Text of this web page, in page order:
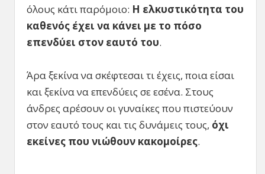
όλους κάτι παρόμοιο: Η ελκυστικότητα του
καθενός έχει να κάνει με το πόσο
επενδύει στον εαυτό του.
Άρα ξεκίνα να σκέφτεσαι τι έχεις, ποια είσαι
και ξεκίνα να επενδύεις σε εσένα. Στους
άνδρες αρέσουν οι γυναίκες που πιστεύουν
στον εαυτό τους και τις δυνάμεις τους, όχι
εκείνες που νιώθουν κακομοίρες.